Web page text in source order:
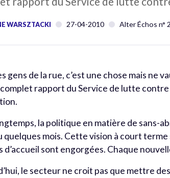
WARSZTACKI 27-04-2010 Alter Échos n°
gens de la rue, c’est une chose mais ne
rapport du Service de lutte
la politique en matière de sans-
quelques mois. Cette vision à court
d’accueil sont engorgées. Chaque
le secteur ne croit pas que mettre